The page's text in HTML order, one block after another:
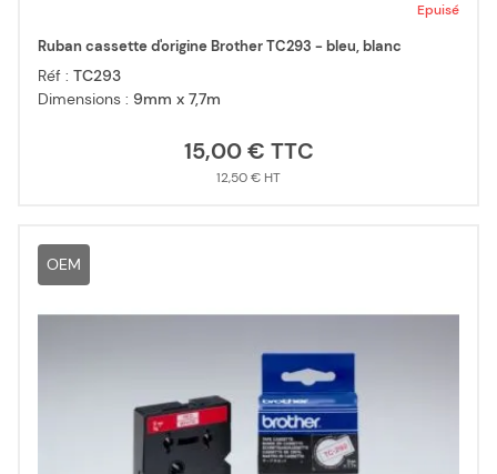
Epuisé
Ruban cassette d'origine Brother TC293 - bleu, blanc
Réf : TC293
Dimensions : 9mm x 7,7m
15,00 €
12,50 €
OEM